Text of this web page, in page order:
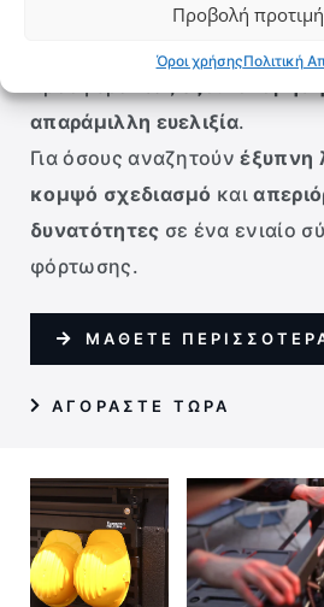
Προβολή
Όροι χρήσηςΠολιτική
προσοχή στη
συμβατό με όλα
απαράμιλλη ευελιξία.
Για όσους αναζητούνέξυπνη
κομψό σχεδιασμό και
δυνατότητες σε ένα ενιαίο
φόρτωσης.
ΜΑΘΕΤΕ
AΓΟΡΑΣΤΕ ΤΩΡΑ